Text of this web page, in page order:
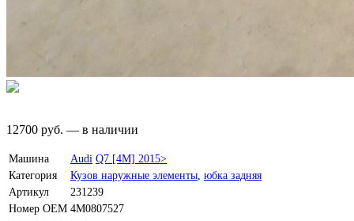
12700 руб. — в наличии
Машина Audi Q7 [4M] 2015>
Категория
Кузов наружные элементы юбка задняя
Артикул
231239
Номер OEM 4M0807527